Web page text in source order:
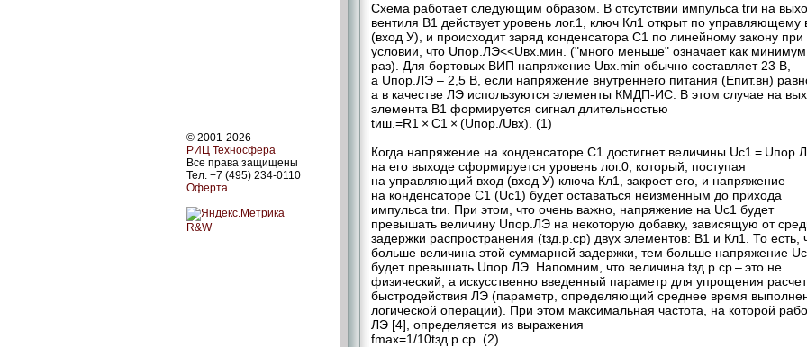
© 2001-2026
РИЦ Техносфера
Все права защищены
Тел. +7 (495) 234-0110
Оферта
R&W
Схема работает следующим образом. В отсутствии импульса tги на
вентиля В1 действует уровень лог.1, ключ Кл1 открыт по управляющему
(вход У), и происходит заряд конденсатора С1 по линейному закону при
условии, что Uпор.ЛЭ<<Uвх.мин. ("много меньше" означает как
раз). Для бортовых ВИП напряжение Uвх.min обычно составляет 23 В,
а Uпор.ЛЭ – 2,5 В, если напряжение внутреннего питания (Епит.вн)
а в качестве ЛЭ используются элементы КМДП-ИС. В этом случае на
элемента В1 формируется сигнал длительностью
tиш.=R1 × С1 × (Uпор./Uвх). (1)
Когда напряжение на конденсаторе С1 достигнет величины Uc1 =
на его выходе сформируется уровень лог.0, который, поступая
на управляющий вход (вход У) ключа Кл1, закроет его, и напряжение
на конденсаторе С1 (Uc1) будет оставаться неизменным до прихода
импульса tги. При этом, что очень важно, напряжение на Uc1 будет
превышать величину Uпор.ЛЭ на некоторую добавку, зависящую от
задержки распространения (tзд.р.ср) двух элементов: В1 и Кл1. То есть,
больше величина этой суммарной задержки, тем больше напряжение
будет превышать Uпор.ЛЭ. Напомним, что величина tзд.р.ср – это не
физический, а искусственно введенный параметр для упрощения
быстродействия ЛЭ (параметр, определяющий среднее время
логической операции). При этом максимальная частота, на которой
ЛЭ [4], определяется из выражения
fmax=1/10tзд.р.ср. (2)